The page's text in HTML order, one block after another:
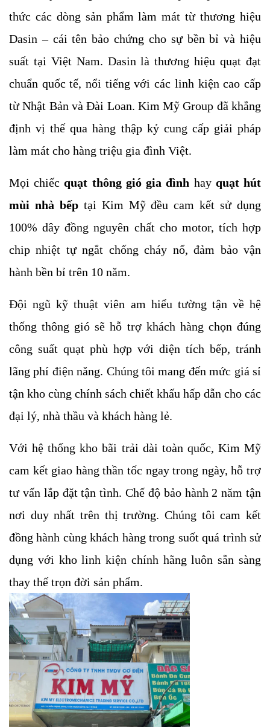
thức các dòng sản phẩm làm mát từ thương hiệu
Dasin – cái tên bảo chứng cho sự bền bỉ và hiệu
suất tại Việt Nam. Dasin là thương hiệu quạt đạt
chuẩn quốc tế, nổi tiếng với các linh kiện cao cấp
từ Nhật Bản và Đài Loan. Kim Mỹ Group đã khẳng
định vị thế qua hàng thập kỷ cung cấp giải pháp
làm mát cho hàng triệu gia đình Việt.
Mọi chiếc quạt thông gió gia đình hay quạt hút
mùi nhà bếptại Kim Mỹ đều cam kết sử dụng
100% dây đồng nguyên chất cho motor, tích hợp
chip nhiệt tự ngắt chống cháy nổ, đảm bảo vận
hành bền bỉ trên 10 năm.
Đội ngũ kỹ thuật viên am hiểu tường tận về hệ
thống thông gió sẽ hỗ trợ khách hàng chọn đúng
công suất quạt phù hợp với diện tích bếp, tránh
lãng phí điện năng. Chúng tôi mang đến mức giá sỉ
tận kho cùng chính sách chiết khấu hấp dẫn cho các
đại lý, nhà thầu và khách hàng lẻ.
Với hệ thống kho bãi trải dài toàn quốc, Kim Mỹ
cam kết giao hàng thần tốc ngay trong ngày, hỗ trợ
tư vấn lắp đặt tận tình. Chế độ bảo hành 2 năm tận
nơi duy nhất trên thị trường. Chúng tôi cam kết
đồng hành cùng khách hàng trong suốt quá trình sử
dụng với kho linh kiện chính hãng luôn sẵn sàng
thay thế trọn đời sản phẩm.